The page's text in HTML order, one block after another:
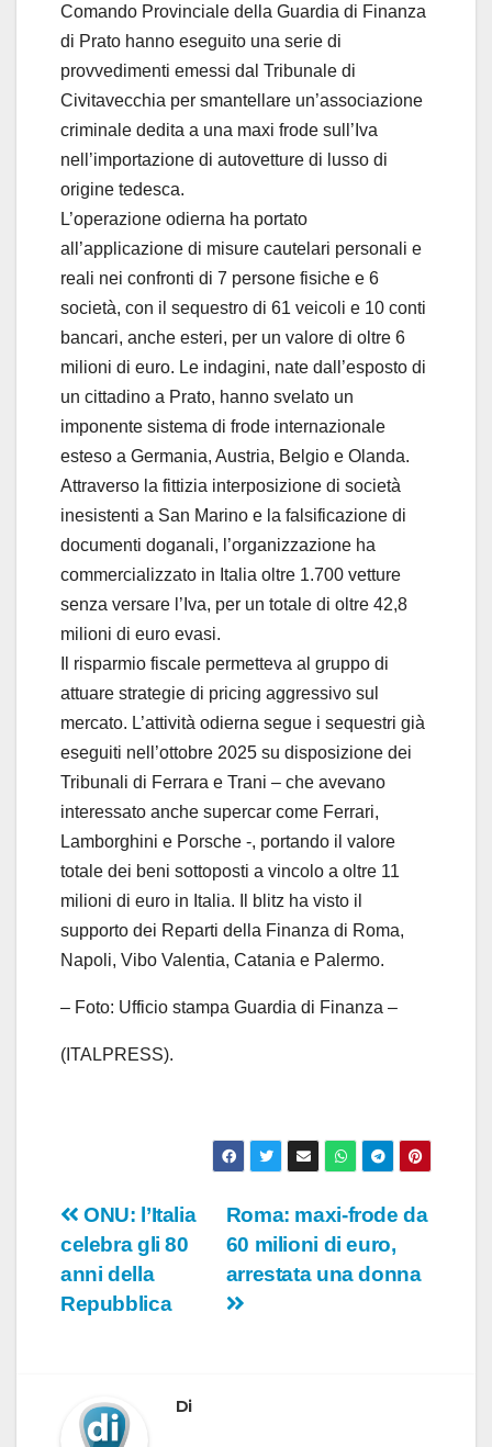
Comando Provinciale della Guardia di Finanza
di Prato hanno eseguito una serie di
provvedimenti emessi dal Tribunale di
Civitavecchia per smantellare un’associazione
criminale dedita a una maxi frode sull’Iva
nell’importazione di autovetture di lusso di
origine tedesca.
L’operazione odierna ha portato
all’applicazione di misure cautelari personali e
reali nei confronti di 7 persone fisiche e 6
società, con il sequestro di 61 veicoli e 10 conti
bancari, anche esteri, per un valore di oltre 6
milioni di euro. Le indagini, nate dall’esposto di
un cittadino a Prato, hanno svelato un
imponente sistema di frode internazionale
esteso a Germania, Austria, Belgio e Olanda.
Attraverso la fittizia interposizione di società
inesistenti a San Marino e la falsificazione di
documenti doganali, l’organizzazione ha
commercializzato in Italia oltre 1.700 vetture
senza versare l’Iva, per un totale di oltre 42,8
milioni di euro evasi.
Il risparmio fiscale permetteva al gruppo di
attuare strategie di pricing aggressivo sul
mercato. L’attività odierna segue i sequestri già
eseguiti nell’ottobre 2025 su disposizione dei
Tribunali di Ferrara e Trani – che avevano
interessato anche supercar come Ferrari,
Lamborghini e Porsche -, portando il valore
totale dei beni sottoposti a vincolo a oltre 11
milioni di euro in Italia. Il blitz ha visto il
supporto dei Reparti della Finanza di Roma,
Napoli, Vibo Valentia, Catania e Palermo.
– Foto: Ufficio stampa Guardia di Finanza –
(ITALPRESS).
Navigazione
articoli
Roma: maxi-frode da
60 milioni di euro,
arrestata una donna
ONU: l’Italia
celebra gli 80
anni della
Repubblica
Di